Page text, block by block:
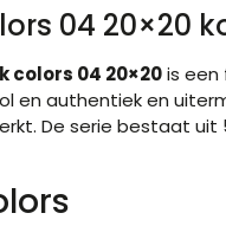
04 20×20
colors 04 20×20is een
en authentiek en
De serie bestaat